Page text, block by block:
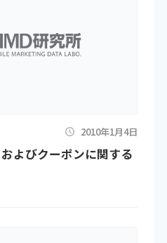
2010年1月4日
よびクーポンに関する